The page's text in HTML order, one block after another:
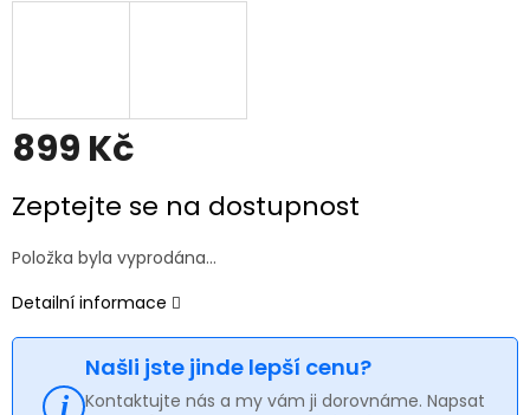
899 Kč
cena:
Zeptejte se na dostupnost
Položka byla vyprodána…
Detailní informace
Našli jste jinde lepší cenu?
Kontaktujte nás a my vám ji dorovnáme. Napsat